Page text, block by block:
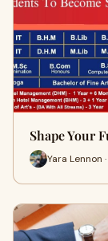
Shape Your
Yara Lennon